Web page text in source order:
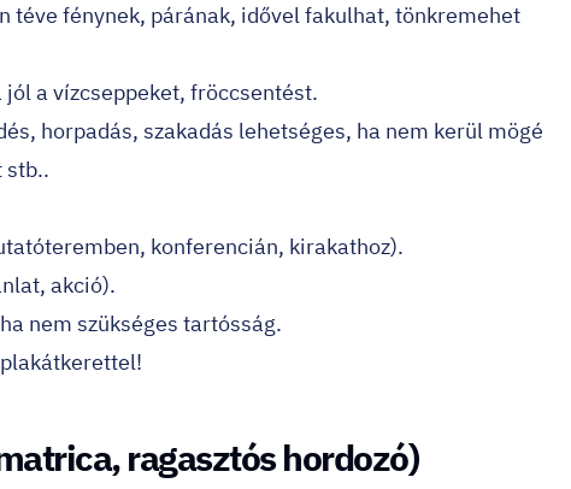
téve fénynek, párának, idővel fakulhat, tönkremehet
a vízcseppeket, fröccsentést.
horpadás, szakadás lehetséges, ha nem kerül mögé
stb..
konferencián, kirakathoz).
akció).
nem szükséges tartósság.
ragasztós hordozó)